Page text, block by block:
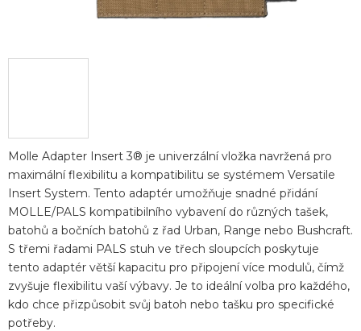
Molle Adapter Insert 3® je univerzální vložka navržená pro
maximální flexibilitu a kompatibilitu se systémem Versatile
Insert System. Tento adaptér umožňuje snadné přidání
MOLLE/PALS kompatibilního vybavení do různých tašek,
batohů a bočních batohů z řad Urban, Range nebo Bushcraft.
S třemi řadami PALS stuh ve třech sloupcích poskytuje
tento adaptér větší kapacitu pro připojení více modulů, čímž
zvyšuje flexibilitu vaší výbavy. Je to ideální volba pro každého,
kdo chce přizpůsobit svůj batoh nebo tašku pro specifické
potřeby.